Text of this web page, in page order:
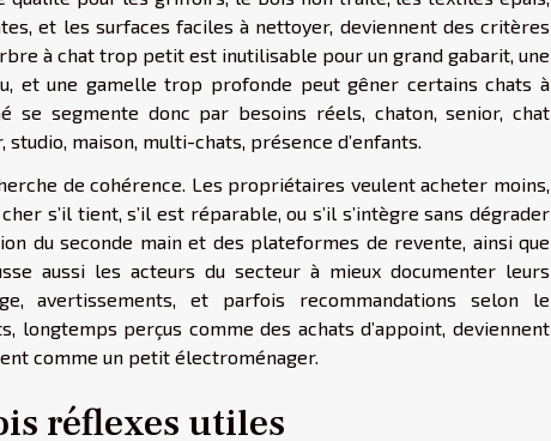
et les surfaces faciles à nettoyer, deviennent des critères
à chat trop petit est inutilisable pour un grand gabarit, une
et une gamelle trop profonde peut gêner certains chats à
se segmente donc par besoins réels, chaton, senior, chat
maison, multi-chats, présence d’enfants.
de cohérence. Les propriétaires veulent acheter moins,
s’il tient, s’il est réparable, ou s’il s’intègre sans dégrader
du seconde main et des plateformes de revente, ainsi que
aussi les acteurs du secteur à mieux documenter leurs
avertissements, et parfois recommandations selon le
longtemps perçus comme des achats d’appoint, deviennent
comme un petit électroménager.
réflexes utiles